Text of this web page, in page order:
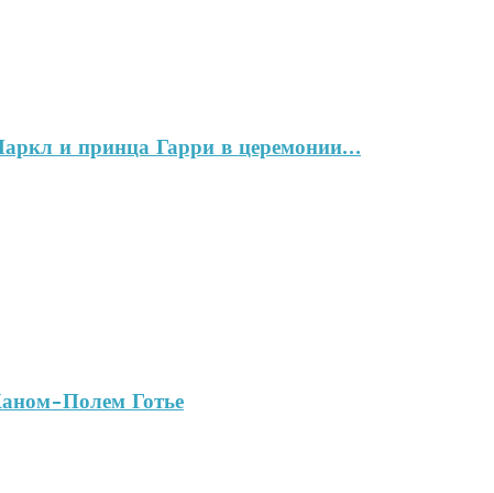
и принца Гарри в церемонии…
Полем Готье